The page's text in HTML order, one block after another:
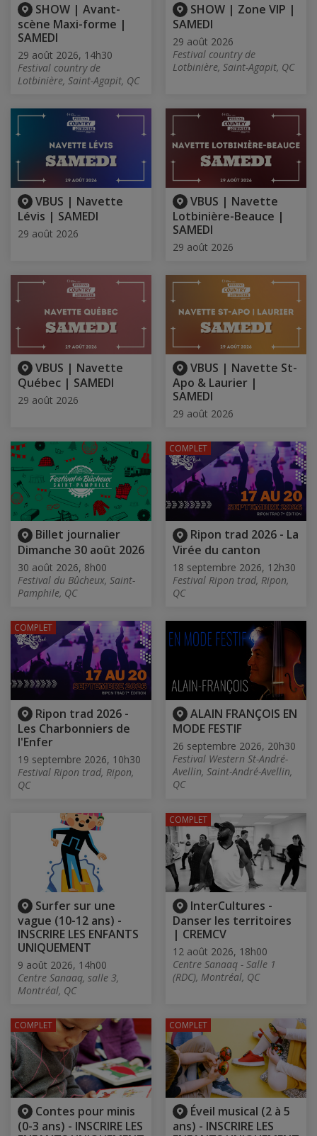
SHOW | Avant-
scène Maxi-forme |
SAMEDI
29 août 2026, 14h30
Festival country de
Lotbinière, Saint-Agapit, QC
SHOW | Zone VIP |
SAMEDI
29 août 2026
Festival country de
Lotbinière, Saint-Agapit, QC
VBUS | Navette
Lévis | SAMEDI
29 août 2026
VBUS | Navette
Lotbinière-Beauce |
SAMEDI
29 août 2026
VBUS | Navette
Québec | SAMEDI
29 août 2026
VBUS | Navette St-
Apo & Laurier |
SAMEDI
29 août 2026
Billet journalier
Dimanche 30 août 2026
30 août 2026, 8h00
Festival du Bûcheux, Saint-
Pamphile, QC
Ripon trad 2026 - La
Virée du canton
18 septembre 2026, 12h30
Festival Ripon trad, Ripon,
QC
COMPLET
Ripon trad 2026 -
Les Charbonniers de
l'Enfer
19 septembre 2026, 10h30
Festival Ripon trad, Ripon,
QC
COMPLET
ALAIN FRANÇOIS EN
MODE FESTIF
26 septembre 2026, 20h30
Festival Western St-André-
Avellin, Saint-André-Avellin,
QC
Surfer sur une
vague (10-12 ans) -
INSCRIRE LES ENFANTS
UNIQUEMENT
9 août 2026, 14h00
Centre Sanaaq, salle 3,
Montréal, QC
InterCultures -
Danser les territoires
| CREMCV
12 août 2026, 18h00
Centre Sanaaq - Salle 1
(RDC), Montréal, QC
COMPLET
Contes pour minis
(0-3 ans) - INSCRIRE LES
COMPLET
Éveil musical (2 à 5
ans) - INSCRIRE LES
COMPLET